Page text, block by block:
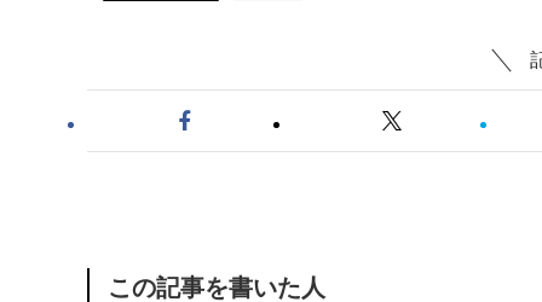
この記事を書いた人